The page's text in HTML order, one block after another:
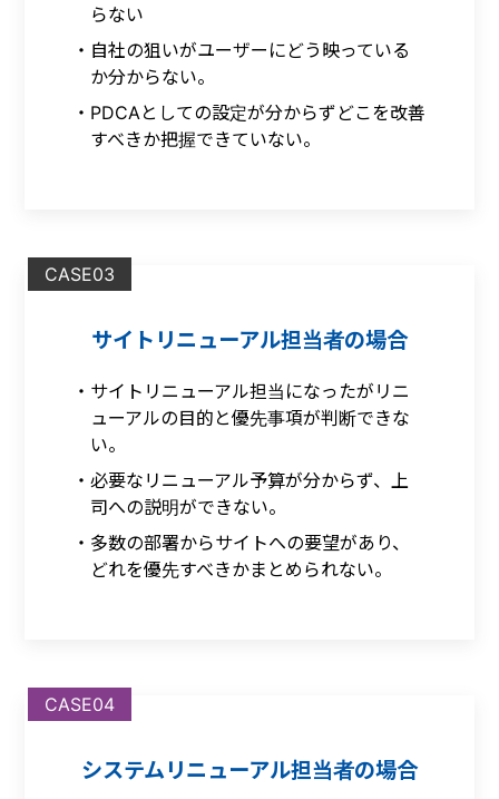
らない
自社の狙いがユーザーにどう映っている
か分からない。
PDCAとしての設定が分からずどこを改善
すべきか把握できていない。
CASE03
サイトリニューアル担当者の場合
サイトリニューアル担当になったがリニ
ューアルの目的と優先事項が判断できな
い。
必要なリニューアル予算が分からず、上
司への説明ができない。
多数の部署からサイトへの要望があり、
どれを優先すべきかまとめられない。
CASE04
システムリニューアル担当者の場合